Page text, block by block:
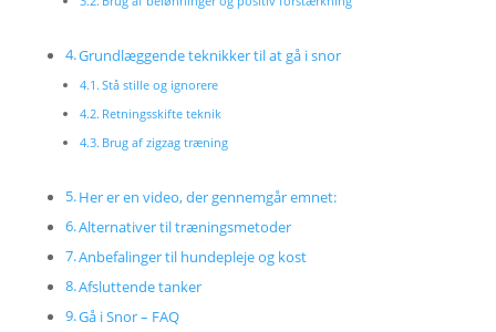
Grundlæggende teknikker til at gå i snor
Stå stille og ignorere
Retningsskifte teknik
Brug af zigzag træning
Her er en video, der gennemgår emnet:
Alternativer til træningsmetoder
Anbefalinger til hundepleje og kost
Afsluttende tanker
Gå i Snor – FAQ